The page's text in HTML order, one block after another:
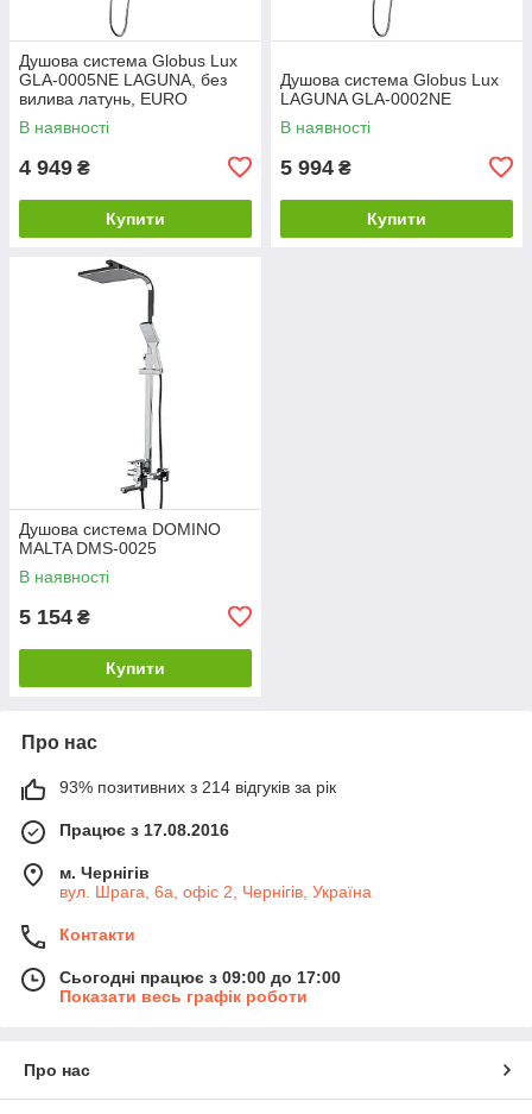
Душова система Globus Lux
GLA-0005NE LAGUNA, без
вилива латунь, EURO
В наявності
4 949 ₴
Купити
Душова система Globus Lux
LAGUNA GLA-0002NE
В наявності
5 994 ₴
Купити
Душова система DOMINO
MALTA DMS-0025
В наявності
5 154 ₴
Купити
Про нас
93% позитивних з 214 відгуків за рік
Працює з 17.08.2016
м. Чернігів
вул. Шрага, 6а, офіс 2, Чернігів, Україна
Контакти
Сьогодні працює з 09:00 до 17:00
Показати весь графік роботи
Про нас